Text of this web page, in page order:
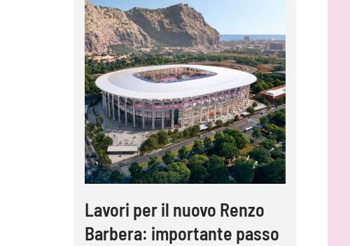
Lavori per il nuovo Renzo
Barbera: importante passo